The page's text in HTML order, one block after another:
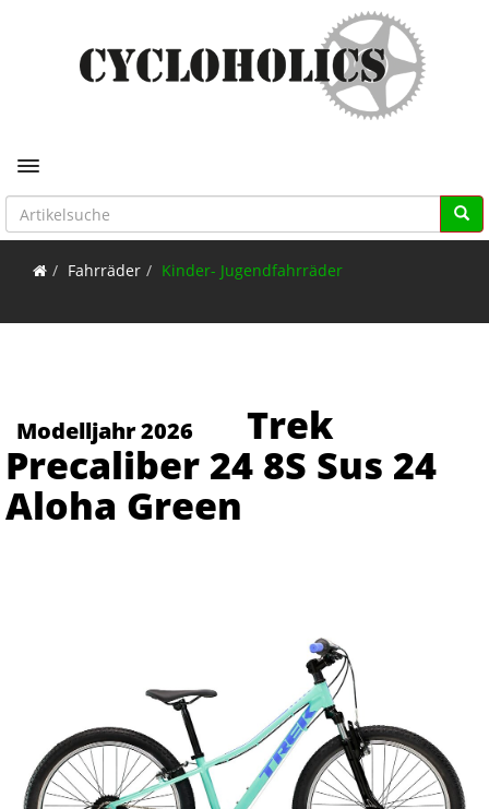
Toggle navigation
Fahrräder Kinder- Jugendfahrräder
Modelljahr 2026
Trek
Precaliber 24 8S Sus 24
Aloha Green